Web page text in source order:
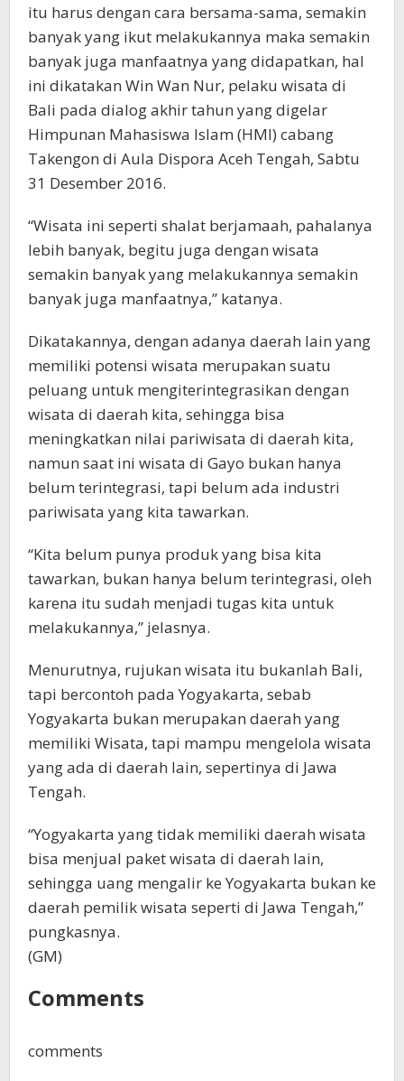
itu harus dengan cara bersama-sama, semakin
banyak yang ikut melakukannya maka semakin
banyak juga manfaatnya yang didapatkan, hal
ini dikatakan Win Wan Nur, pelaku wisata di
Bali pada dialog akhir tahun yang digelar
Himpunan Mahasiswa Islam (HMI) cabang
Takengon di Aula Dispora Aceh Tengah, Sabtu
31 Desember 2016.
“Wisata ini seperti shalat berjamaah, pahalanya
lebih banyak, begitu juga dengan wisata
semakin banyak yang melakukannya semakin
banyak juga manfaatnya,” katanya.
Dikatakannya, dengan adanya daerah lain yang
memiliki potensi wisata merupakan suatu
peluang untuk mengiterintegrasikan dengan
wisata di daerah kita, sehingga bisa
meningkatkan nilai pariwisata di daerah kita,
namun saat ini wisata di Gayo bukan hanya
belum terintegrasi, tapi belum ada industri
pariwisata yang kita tawarkan.
“Kita belum punya produk yang bisa kita
tawarkan, bukan hanya belum terintegrasi, oleh
karena itu sudah menjadi tugas kita untuk
melakukannya,” jelasnya.
Menurutnya, rujukan wisata itu bukanlah Bali,
tapi bercontoh pada Yogyakarta, sebab
Yogyakarta bukan merupakan daerah yang
memiliki Wisata, tapi mampu mengelola wisata
yang ada di daerah lain, sepertinya di Jawa
Tengah.
“Yogyakarta yang tidak memiliki daerah wisata
bisa menjual paket wisata di daerah lain,
sehingga uang mengalir ke Yogyakarta bukan ke
daerah pemilik wisata seperti di Jawa Tengah,”
pungkasnya.
(GM)
Comments
comments